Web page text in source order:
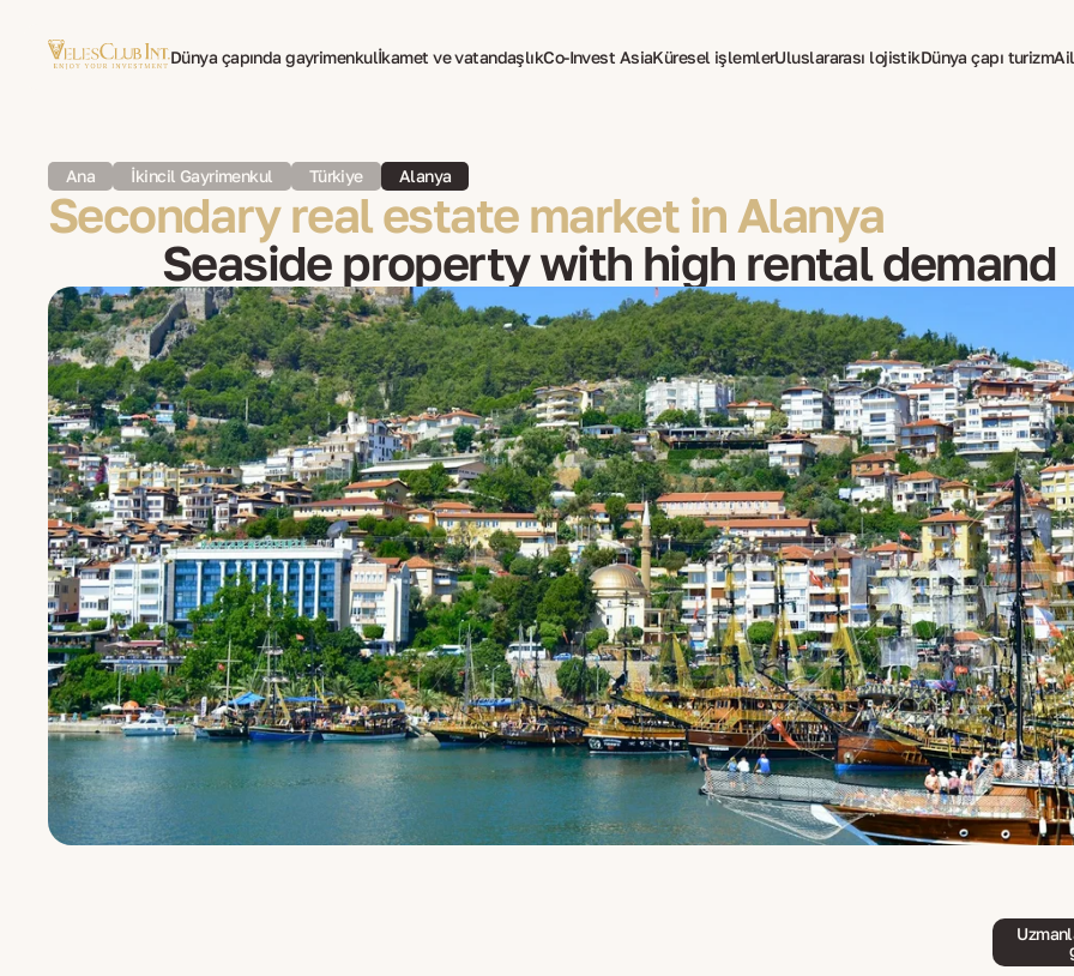
Dünya çapında gayrimenkulİkamet ve vatandaşlıkCo-Invest AsiaKüresel işlemlerUluslararası lojistikDünya çapı turizm
Ana İkincil Gayrimenkul Türkiye Alanya
Secondary real estate market in Alanya
Seaside property with high rental demand